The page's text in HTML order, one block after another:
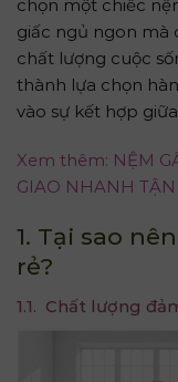
chọn một chiếc
giấc ngủ ngon mà
chất lượng cuộc
thành lựa chọn
vào sự kết hợp
Xem thêm: NỆM
GIAO NHANH
1. Tại sao
rẻ?
1.1. Chất lượng